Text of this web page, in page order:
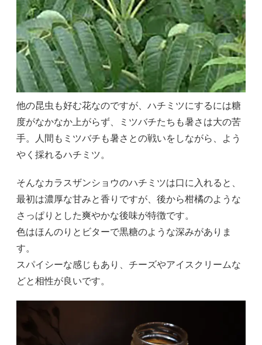
他の昆虫も好む花なのですが、ハチミツにするには糖
度がなかなか上がらず、ミツバチたちも暑さは大の苦
手。人間もミツバチも暑さとの戦いをしながら、よう
やく採れるハチミツ。
そんなカラスザンショウのハチミツは口に入れると、
最初は濃厚な甘みと香りですが、後から柑橘のような
さっぱりとした爽やかな後味が特徴です。
色はほんのりとビターで黒糖のような深みがありま
す。
スパイシーな感じもあり、チーズやアイスクリームな
どと相性が良いです。